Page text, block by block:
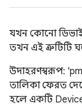
যখন কোনো
তখন এই ত্রুটিটি
উদাহরণস্বরূপ:
তালিকা ফেরত
হলে একটি